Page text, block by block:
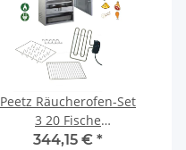
Peetz Räucherofen-Set
3 20 Fische
aluminiertes
344,15 € *